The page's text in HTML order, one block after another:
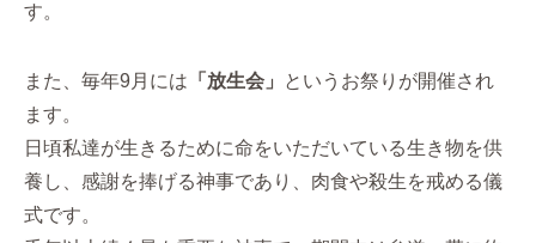
す。
また、毎年9月には 「放生会」
というお祭りが開催され
ます。
日頃私達が生きるために命をいただいている生き物を供
養し、感謝を捧げる神事であり、肉食や殺生を戒める儀
式です。